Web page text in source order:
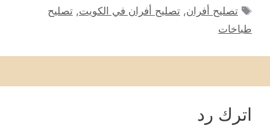
الوسوم
تصليح أفران,تصليح أفران في الكويت,تصليح
طباخات
اترك رد